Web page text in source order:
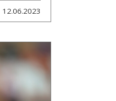
12.06.2023